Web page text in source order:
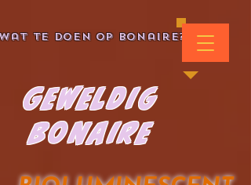
te doen op Bonaire?
Geweldig
Bonaire